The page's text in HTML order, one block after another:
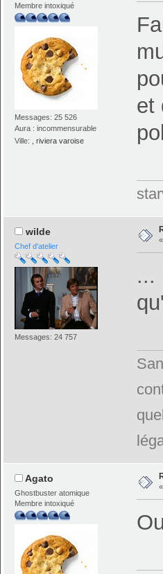
Membre intoxiqué
Messages: 25 526
Aura : incommensurable
Ville:
, riviera varoise
et
wilde
Chef d'atelier
Messages: 24 757
«
...
Agato
Ghostbuster atomique
Membre intoxiqué
«